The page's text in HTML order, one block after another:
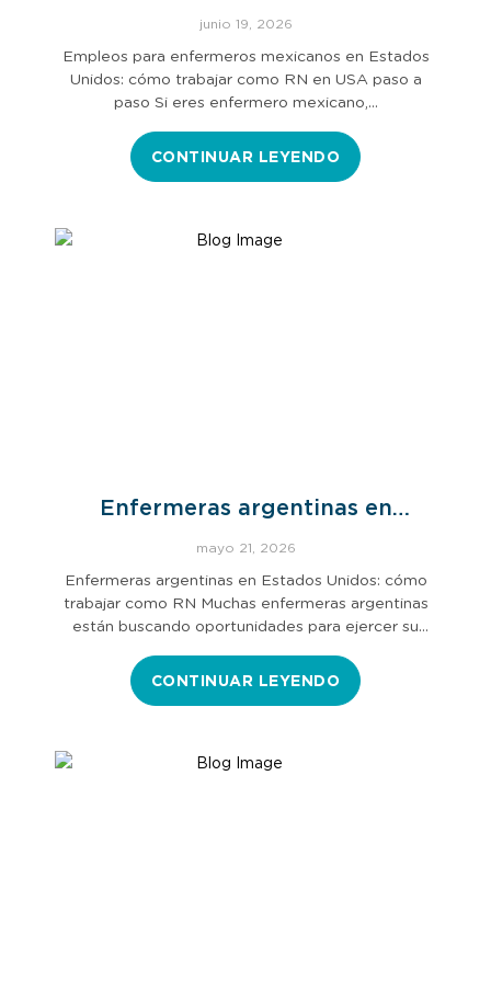
mexicanos en Estados Unidos
junio 19, 2026
Empleos para enfermeros mexicanos en Estados
Unidos: cómo trabajar como RN en USA paso a
paso Si eres enfermero mexicano,…
CONTINUAR LEYENDO
Enfermeras argentinas en
Estados Unidos
mayo 21, 2026
Enfermeras argentinas en Estados Unidos: cómo
trabajar como RN Muchas enfermeras argentinas
están buscando oportunidades para ejercer su
CONTINUAR LEYENDO